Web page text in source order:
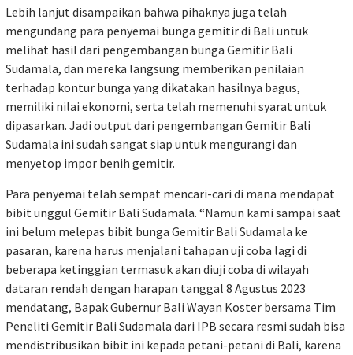
Lebih lanjut disampaikan bahwa pihaknya juga telah
mengundang para penyemai bunga gemitir di Bali untuk
melihat hasil dari pengembangan bunga Gemitir Bali
Sudamala, dan mereka langsung memberikan penilaian
terhadap kontur bunga yang dikatakan hasilnya bagus,
memiliki nilai ekonomi, serta telah memenuhi syarat untuk
dipasarkan. Jadi output dari pengembangan Gemitir Bali
Sudamala ini sudah sangat siap untuk mengurangi dan
menyetop impor benih gemitir.
Para penyemai telah sempat mencari-cari di mana mendapat
bibit unggul Gemitir Bali Sudamala. “Namun kami sampai saat
ini belum melepas bibit bunga Gemitir Bali Sudamala ke
pasaran, karena harus menjalani tahapan uji coba lagi di
beberapa ketinggian termasuk akan diuji coba di wilayah
dataran rendah dengan harapan tanggal 8 Agustus 2023
mendatang, Bapak Gubernur Bali Wayan Koster bersama Tim
Peneliti Gemitir Bali Sudamala dari IPB secara resmi sudah bisa
mendistribusikan bibit ini kepada petani-petani di Bali, karena